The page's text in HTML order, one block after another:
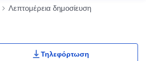
Λεπτομέρεια δημοσίευση
Actions Portlet
Τηλεφόρτωση